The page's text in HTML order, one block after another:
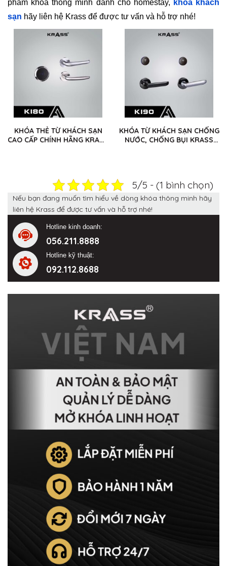
phẩm khóa thông minh dành cho homestay, khóa khách
sạn hãy liên hệ Krass để được tư vấn và hỗ trợ nhé!
KHÓA THẺ TỪ KHÁCH SẠN
CAO CẤP CHÍNH HÃNG KRASS
KHÓA TỪ KHÁCH SẠN CHỐNG
NƯỚC, CHỐNG BỤI KRASS
5/5 - (1 bình chọn)
Nếu bạn đang muốn tìm hiểu về dòng khóa thông minh hãy
liên hệ Krass để được tư vấn và hỗ trợ nhé!
Hotline kinh doanh:
056.211.8888
Hotline kỹ thuật:
092.112.8688